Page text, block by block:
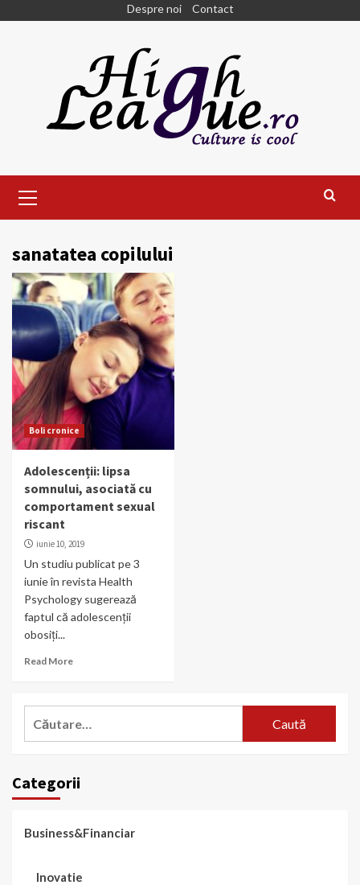
Despre noi Contact
Menu
sanatatea copilului
Boli cronice
Adolescenții: lipsa
somnului, asociată cu
comportament sexual
riscant
iunie 10, 2019
Un studiu publicat pe 3
iunie în revista Health
Psychology sugerează
faptul că adolescenții
obosiți...
Read More
Categorii
Business&Financiar
Inovatie